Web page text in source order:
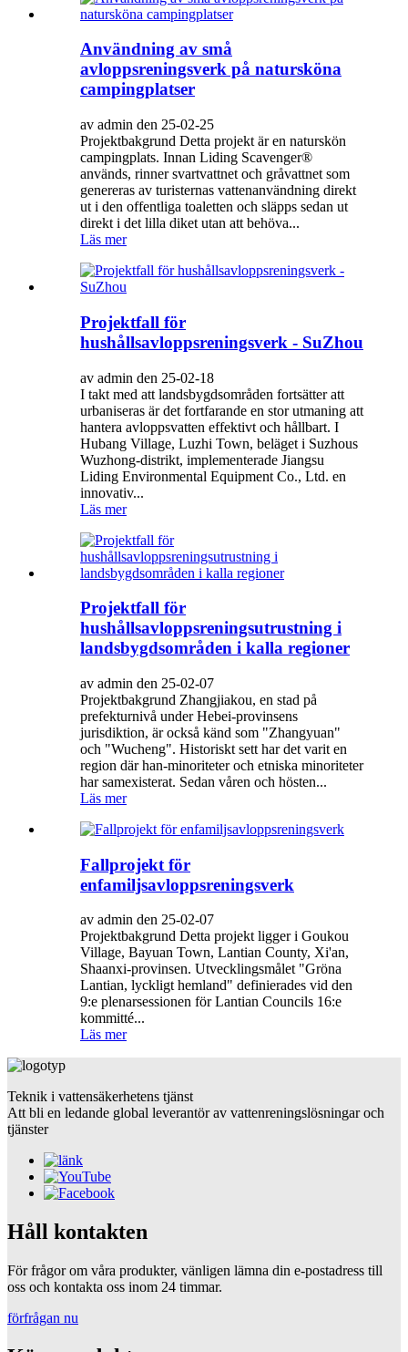
Användning av små
avloppsreningsverk på natursköna
campingplatser
av admin den 25-02-25
Projektbakgrund Detta projekt är en naturskön
campingplats. Innan Liding Scavenger®
används, rinner svartvattnet och gråvattnet som
genereras av turisternas vattenanvändning direkt
ut i den offentliga toaletten och släpps sedan ut
direkt i det lilla diket utan att behöva...
Läs mer
Projektfall för
hushållsavloppsreningsverk - SuZhou
av admin den 25-02-18
I takt med att landsbygdsområden fortsätter att
urbaniseras är det fortfarande en stor utmaning att
hantera avloppsvatten effektivt och hållbart. I
Hubang Village, Luzhi Town, beläget i Suzhous
Wuzhong-distrikt, implementerade Jiangsu
Liding Environmental Equipment Co., Ltd. en
innovativ...
Läs mer
Projektfall för
hushållsavloppsreningsutrustning i
landsbygdsområden i kalla regioner
av admin den 25-02-07
Projektbakgrund Zhangjiakou, en stad på
prefekturnivå under Hebei-provinsens
jurisdiktion, är också känd som "Zhangyuan"
och "Wucheng". Historiskt sett har det varit en
region där han-minoriteter och etniska minoriteter
har samexisterat. Sedan våren och hösten...
Läs mer
Fallprojekt för
enfamiljsavloppsreningsverk
av admin den 25-02-07
Projektbakgrund Detta projekt ligger i Goukou
Village, Bayuan Town, Lantian County, Xi'an,
Shaanxi-provinsen. Utvecklingsmålet "Gröna
Lantian, lyckligt hemland" definierades vid den
9:e plenarsessionen för Lantian Councils 16:e
kommitté...
Läs mer
Teknik i vattensäkerhetens tjänst
Att bli en ledande global leverantör av vattenreningslösningar och
tjänster
Håll kontakten
För frågor om våra produkter, vänligen lämna din e-postadress till
oss och kontakta oss inom 24 timmar.
förfrågan nu